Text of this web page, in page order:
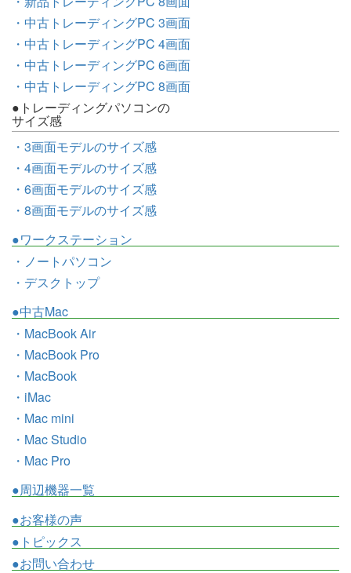
・中古トレーディングPC 3画面
・中古トレーディングPC 4画面
・中古トレーディングPC 6画面
・中古トレーディングPC 8画面
●トレーディングパソコンの
サイズ感
・3画面モデルのサイズ感
・4画面モデルのサイズ感
・6画面モデルのサイズ感
・8画面モデルのサイズ感
●ワークステーション
・ノートパソコン
・デスクトップ
●中古Mac
・MacBook Air
・MacBook Pro
・MacBook
・iMac
・Mac mini
・Mac Studio
・Mac Pro
●周辺機器一覧
●お客様の声
●トピックス
●お問い合わせ